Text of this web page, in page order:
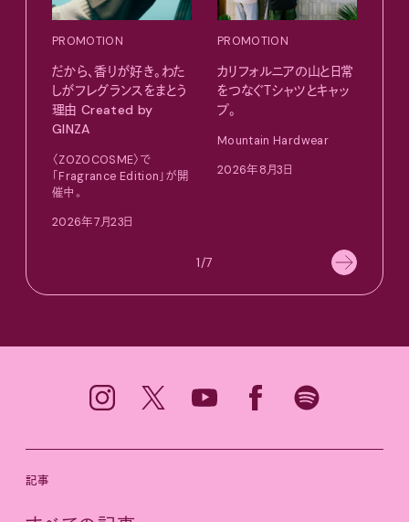
PROMOTION
だから、香りが好き。わた
しがフレグランスをまとう
理由 Created by
GINZA
〈ZOZOCOSME〉で
「Fragrance Edition」が開
催中。
2026年7月23日
PROMOTION
カリフォルニアの山と日常
をつなぐＴシャツとキャッ
プ。
Mountain Hardwear
2026年8月3日
1/7
記事